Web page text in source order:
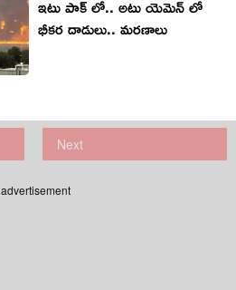
ఇటు పాక్ లో.. అటు యెమెన్ లో
భీకర దాడులు.. మరణాలు
Next
advertisement